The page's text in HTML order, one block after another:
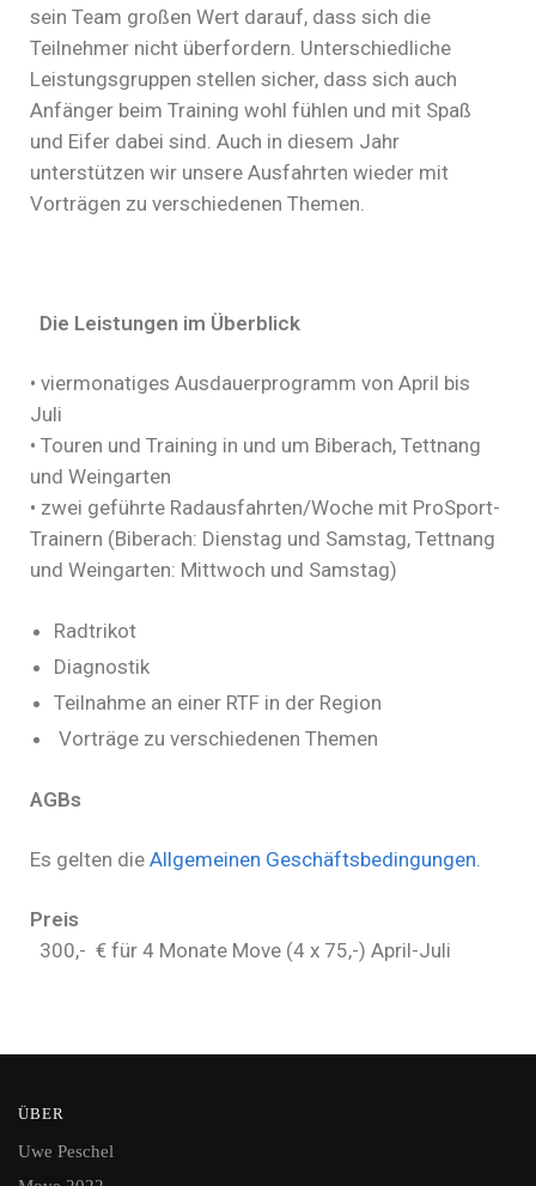
sein Team großen Wert darauf, dass sich die
Teilnehmer nicht überfordern. Unterschiedliche
Leistungsgruppen stellen sicher, dass sich auch
Anfänger beim Training wohl fühlen und mit Spaß
und Eifer dabei sind. Auch in diesem Jahr
unterstützen wir unsere Ausfahrten wieder mit
Vorträgen zu verschiedenen Themen.
Die Leistungen im Überblick
• viermonatiges Ausdauerprogramm von April bis
Juli
• Touren und Training in und um Biberach, Tettnang
und Weingarten
• zwei geführte Radausfahrten/Woche mit ProSport-
Trainern (Biberach: Dienstag und Samstag, Tettnang
und Weingarten: Mittwoch und Samstag)
Radtrikot
Diagnostik
Teilnahme an einer RTF in der Region
Vorträge zu verschiedenen Themen
AGBs
Es gelten die Allgemeinen Geschäftsbedingungen
Preis
300,- € für 4 Monate Move (4 x 75,-) April-Juli
ÜBER
Uwe Peschel